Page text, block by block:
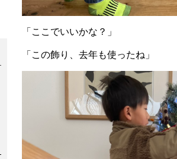
「ここでいいかな？」
「この飾り、去年も使ったね」